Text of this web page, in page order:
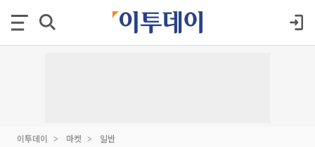
이투데이 마켓 일반